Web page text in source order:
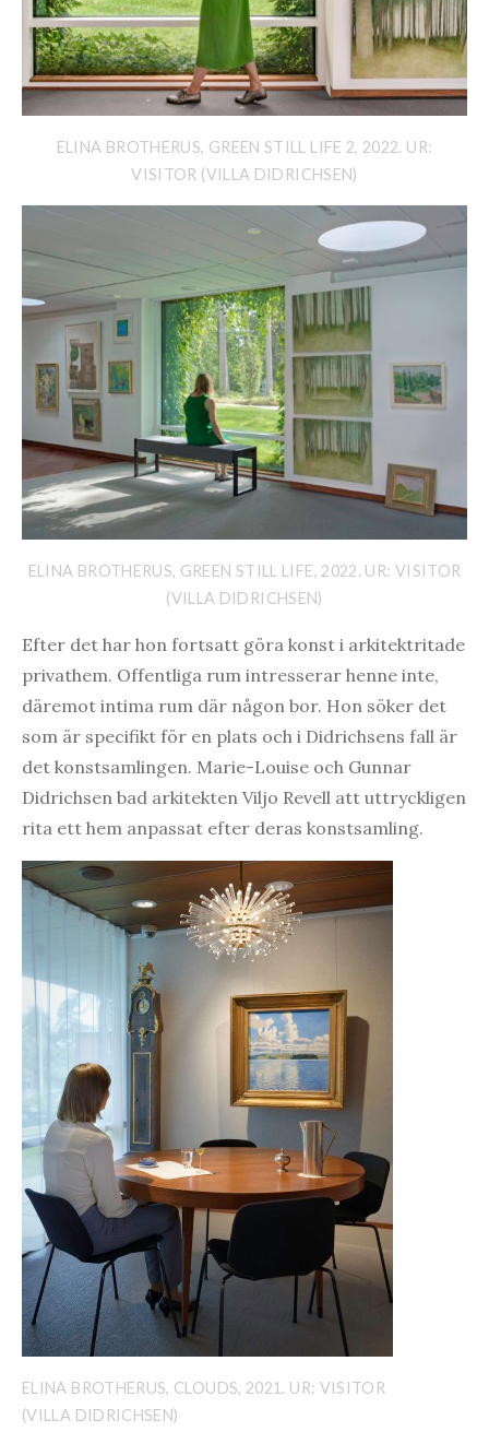
ELINA BROTHERUS, GREEN STILL LIFE 2, 2022. UR:
VISITOR (VILLA DIDRICHSEN)
ELINA BROTHERUS, GREEN STILL LIFE, 2022. UR: VISITOR
(VILLA DIDRICHSEN)
Efter det har hon fortsatt göra konst i arkitektritade
privathem. Offentliga rum intresserar henne inte,
däremot intima rum där någon bor. Hon söker det
som är specifikt för en plats och i Didrichsens fall är
det konstsamlingen. Marie-Louise och Gunnar
Didrichsen bad arkitekten Viljo Revell att uttryckligen
rita ett hem anpassat efter deras konstsamling.
ELINA BROTHERUS, CLOUDS, 2021. UR: VISITOR
(VILLA DIDRICHSEN)